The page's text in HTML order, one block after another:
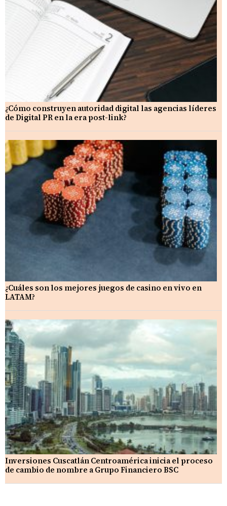
¿Cómo construyen autoridad digital las agencias líderes
de Digital PR en la era post-link?
¿Cuáles son los mejores juegos de casino en vivo en
LATAM?
Inversiones Cuscatlán Centroamérica inicia el proceso
de cambio de nombre a Grupo Financiero BSC